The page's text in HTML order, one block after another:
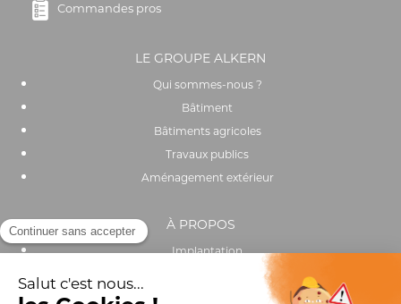
Commandes pros
LE GROUPE ALKERN
Qui sommes-nous ?
Bâtiment
Bâtiments agricoles
Travaux publics
Aménagement extérieur
À PROPOS
Implantation